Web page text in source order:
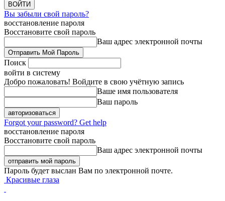
Вы забыли свой пароль?
восстановление пароля
Восстановите свой пароль
Ваш адрес электронной почты
Поиск
войти в систему
Добро пожаловать! Войдите в свою учётную запись
Ваше имя пользователя
Ваш пароль
Forgot your password? Get help
восстановление пароля
Восстановите свой пароль
Ваш адрес электронной почты
Пароль будет выслан Вам по электронной почте.
Красивые глаза